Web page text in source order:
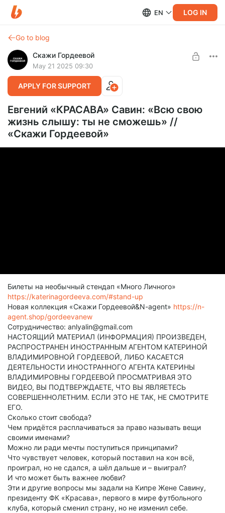
EN LOG IN
Go to blog
Скажи Гордеевой
May 21 2025 09:30
APPLY FOR SUPPORT
Евгений «КРАСАВА» Савин: «Всю свою
жизнь слышу: ты не сможешь» //
«Скажи Гордеевой»
Билеты на необычный стендап «Много Личного»
https://katerinagordeeva.com/#stand-up
Новая коллекция «Скажи Гордеевой&N-agent» https://n-
agent.shop/gordeevanew
Сотрудничество: anlyalin@gmail.com
НАСТОЯЩИЙ МАТЕРИАЛ (ИНФОРМАЦИЯ) ПРОИЗВЕДЕН,
РАСПРОСТРАНЕН ИНОСТРАННЫМ АГЕНТОМ КАТЕРИНОЙ
ВЛАДИМИРОВНОЙ ГОРДЕЕВОЙ, ЛИБО КАСАЕТСЯ
ДЕЯТЕЛЬНОСТИ ИНОСТРАННОГО АГЕНТА КАТЕРИНЫ
ВЛАДИМИРОВНЫ ГОРДЕЕВОЙ ПРОСМАТРИВАЯ ЭТО
ВИДЕО, ВЫ ПОДТВЕРЖДАЕТЕ, ЧТО ВЫ ЯВЛЯЕТЕСЬ
СОВЕРШЕННОЛЕТНИМ. ЕСЛИ ЭТО НЕ ТАК, НЕ СМОТРИТЕ
ЕГО.
Сколько стоит свобода?
Чем придётся расплачиваться за право называть вещи
своими именами?
Можно ли ради мечты поступиться принципами?
Что чувствует человек, который поставил на кон всё,
проиграл, но не сдался, а шёл дальше и – выиграл?
И что может быть важнее любви?
Эти и другие вопросы мы задали на Кипре Жене Савину,
президенту ФК «Красава», первого в мире футбольного
клуба, который сменил страну, но не изменил себе.